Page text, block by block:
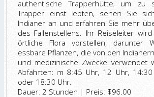
authentische Trapperhütte, um zu
Trapper einst lebten, sehen Sie
Indianer an und erfahren Sie mehr
des Fallenstellens. Ihr Reiseleiter
örtliche Flora vorstellen, darunter
essbare Pflanzen, die von den
und medizinische Zwecke verwendet
Abfahrten: m 8:45 Uhr, 12 Uhr,
oder 18:30 Uhr.
Dauer: 2 Stunden | Preis: $96.00